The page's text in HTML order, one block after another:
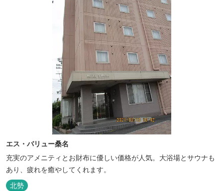
エス・バリュー桑名
充実のアメニティとお財布に優しい価格が人気。大浴場とサウナも
あり、疲れを癒やしてくれます。
北勢